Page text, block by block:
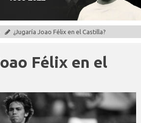
¿Jugaría Joao Félix en el Castilla?
Félix en el